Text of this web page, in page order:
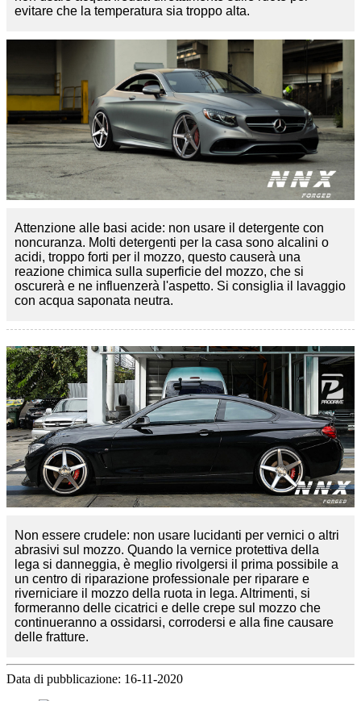
evitare che la temperatura sia troppo alta.
Attenzione alle basi acide: non usare il detergente con
noncuranza. Molti detergenti per la casa sono alcalini o
acidi, troppo forti per il mozzo, questo causerà una
reazione chimica sulla superficie del mozzo, che si
oscurerà e ne influenzerà l'aspetto. Si consiglia il lavaggio
con acqua saponata neutra.
Non essere crudele: non usare lucidanti per vernici o altri
abrasivi sul mozzo. Quando la vernice protettiva della
lega si danneggia, è meglio rivolgersi il prima possibile a
un centro di riparazione professionale per riparare e
riverniciare il mozzo della ruota in lega. Altrimenti, si
formeranno delle cicatrici e delle crepe sul mozzo che
continueranno a ossidarsi, corrodersi e alla fine causare
delle fratture.
Data di pubblicazione: 16-11-2020